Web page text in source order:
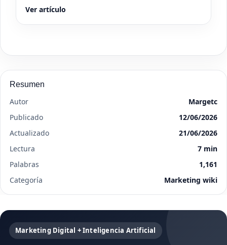
Ver artículo
Resumen
Autor
Margetc
Publicado
12/06/2026
Actualizado
21/06/2026
Lectura
7 min
Palabras
1,161
Categoría
Marketing wiki
Marketing Digital + Inteligencia Artificial